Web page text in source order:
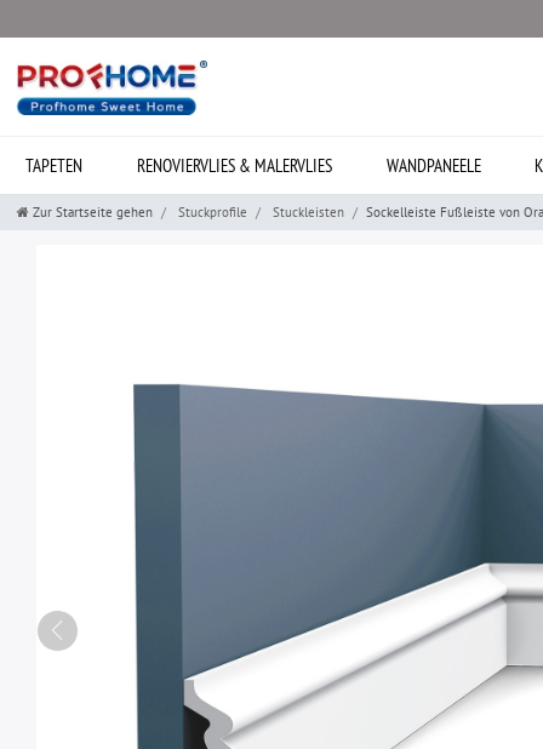
TAPETEN RENOVIERVLIES & MALERVLIES WANDPANEELE
Zur Startseite gehen Stuckprofile Stuckleisten Sockelleiste Fußleiste von